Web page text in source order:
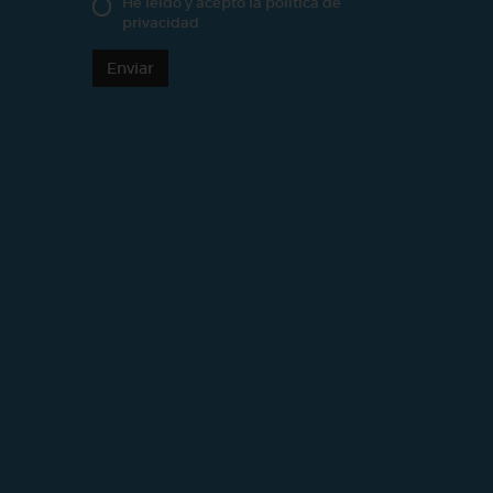
privacidad
Enviar